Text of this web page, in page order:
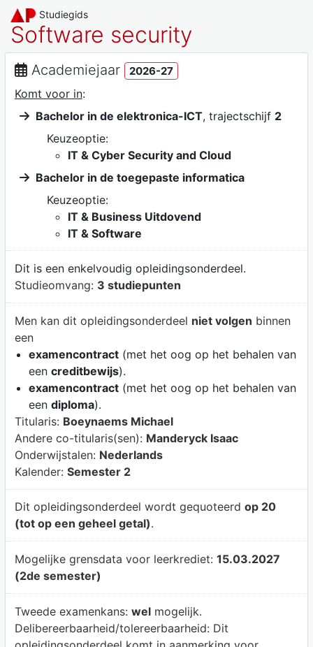
Studiegids
Software security
Academiejaar 2026-27
Komt voor in:
Bachelor in de elektronica-ICT, trajectschijf 2
Keuzeoptie:
IT & Cyber Security and Cloud
Bachelor in de toegepaste informatica
Keuzeoptie:
IT & Business Uitdovend
IT & Software
Dit is een enkelvoudig opleidingsonderdeel.
Studieomvang: 3 studiepunten
Men kan dit opleidingsonderdeel niet volgen binnen
een
examencontract(met het oog op het behalen van
een creditbewijs).
examencontract(met het oog op het behalen van
een diploma).
Titularis: Boeynaems Michael
Andere co-titularis(sen): Manderyck Isaac
Onderwijstalen: Nederlands
Kalender: Semester 2
Dit opleidingsonderdeel wordt gequoteerd op 20
(tot op een geheel getal).
Mogelijke grensdata voor leerkrediet: 15.03.2027
(2de semester)
Tweede examenkans: welmogelijk.
Delibereerbaarheid/tolereerbaarheid: Dit